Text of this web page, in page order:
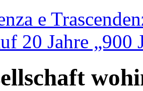
e
20 Jahre „900